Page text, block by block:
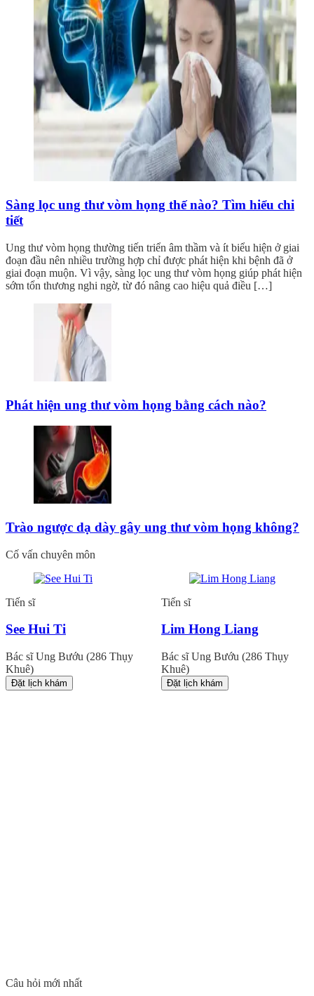
Sàng lọc ung thư vòm họng thế nào? Tìm hiểu chi
tiết
Ung thư vòm họng thường tiến triển âm thầm và ít biểu hiện ở giai
đoạn đầu nên nhiều trường hợp chỉ được phát hiện khi bệnh đã ở
giai đoạn muộn. Vì vậy, sàng lọc ung thư vòm họng giúp phát hiện
sớm tổn thương nghi ngờ, từ đó nâng cao hiệu quả điều […]
Phát hiện ung thư vòm họng bằng cách nào?
Trào ngược dạ dày gây ung thư vòm họng không?
Cố vấn chuyên môn
Tiến sĩ
See Hui Ti
Bác sĩ Ung Bướu (286 Thụy
Khuê)
Đặt lịch khám
Tiến sĩ
Lim Hong Liang
Bác sĩ Ung Bướu (286 Thụy
Khuê)
Đặt lịch khám
Câu hỏi mới nhất